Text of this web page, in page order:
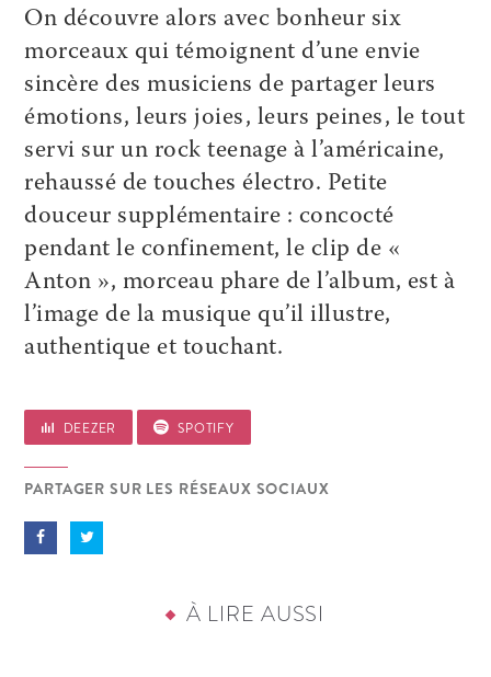
On découvre alors avec bonheur six
morceaux qui témoignent d’une envie
sincère des musiciens de partager leurs
émotions, leurs joies, leurs peines, le tout
servi sur un rock teenage à l’américaine,
rehaussé de touches électro. ­Petite
douceur supplémentaire : concocté
pendant le confinement, le clip de «
Anton », morceau phare de l’album, est à
l’image de la musique qu’il illustre,
authentique et touchant.
DEEZER SPOTIFY
PARTAGER SUR LES RÉSEAUX SOCIAUX
À LIRE AUSSI